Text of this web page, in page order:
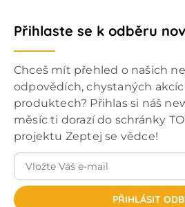
Přihlaste se k odběru
Chceš mít přehled o našich
odpovědích, chystaných
produktech? Přihlas si náš
měsíc ti dorazí do schránky
projektu Zeptej se vědce!
PŘIHLÁSIT